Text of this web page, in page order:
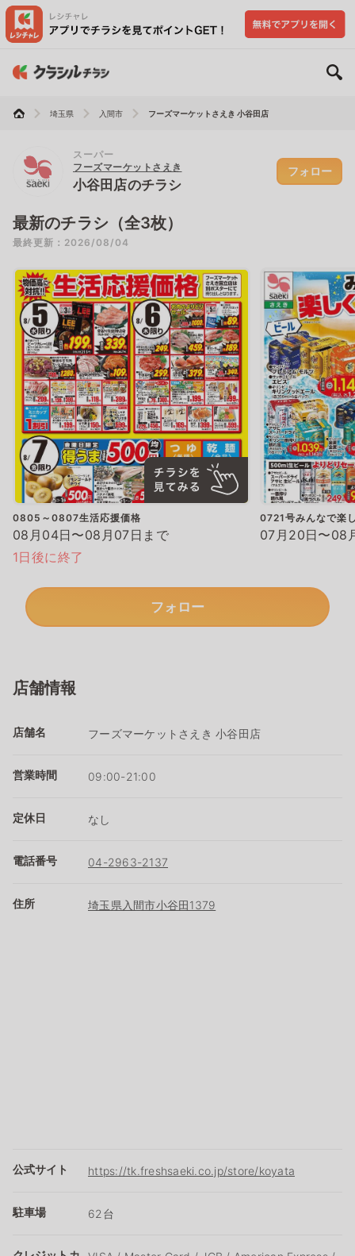
埼玉県 入間市 フーズマーケットさえき 小谷田店
スーパー
フーズマーケットさえき
小谷田店のチラシ
フォロー
最新のチラシ（全3枚）
最終更新：2026/08/04
0805～0807生活応援価格
08月04日〜08月07日まで
1日後に終了
0721号みんなで楽
07月20日〜08
フォロー
店舗情報
店舗名 フーズマーケットさえき 小谷田店
営業時間 09:00-21:00
定休日 なし
電話番号 04-2963-2137
住所 埼玉県入間市小谷田1379
公式サイト https://tk.freshsaeki.co.jp/store/koyata
駐車場 62台